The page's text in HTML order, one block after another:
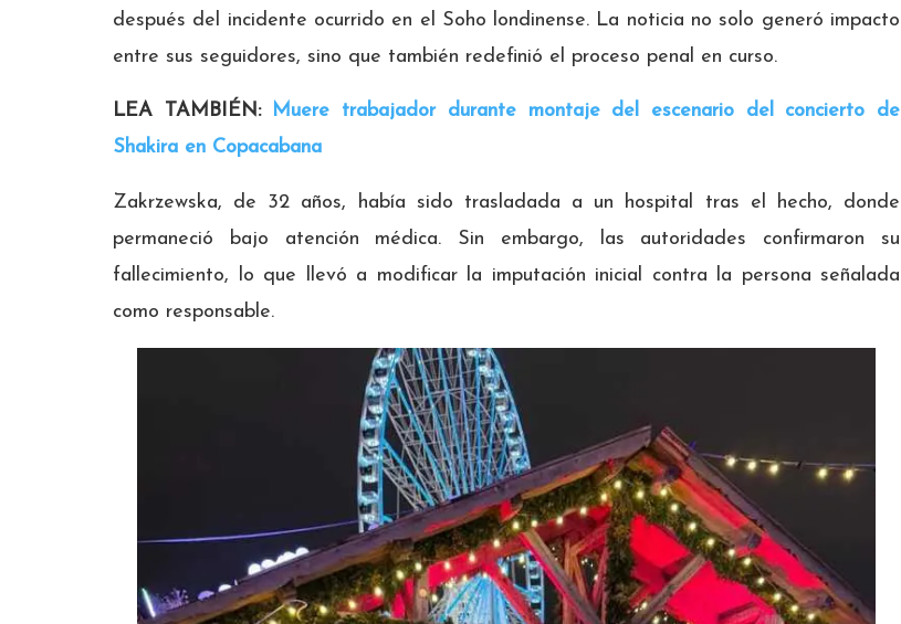
después del incidente ocurrido en el Soho londinense. La noticia no solo generó impacto
entre sus seguidores, sino que también redefinió el proceso penal en curso.
LEA TAMBIÉN:
Muere trabajador durante montaje del escenario del concierto de
Shakira en Copacabana
Zakrzewska, de 32 años, había sido trasladada a un hospital tras el hecho, donde
permaneció bajo atención médica. Sin embargo, las autoridades confirmaron su
fallecimiento, lo que llevó a modificar la imputación inicial contra la persona señalada
como responsable.